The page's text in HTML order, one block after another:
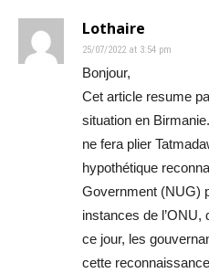
Lothaire
25/07/2022 at 3:54 pm
Bonjour,
Cet article resume
situation en
ne fera plier
hypothétique
Government (NUG)
instances de l’ONU,
ce jour, les
cette